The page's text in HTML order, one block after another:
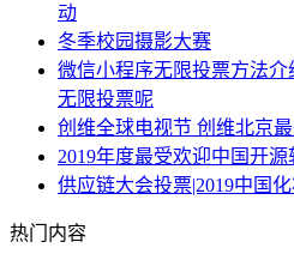
动
冬季校园摄影大赛
微信小程序无限投票方法
无限投票呢
创维全球电视节 创维北京
2019年度最受欢迎中国开
供应链大会投票|2019中国
热门内容